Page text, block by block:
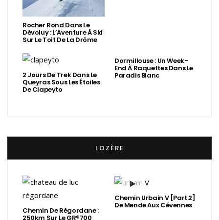
Rocher Rond Dans Le
Dévoluy : L’Aventure À Ski
Sur Le Toit De La Drôme
2 Jours De Trek Dans Le
Queyras Sous Les Étoiles
De Clapeyto
Dormillouse : Un Week-
End À Raquettes Dans Le
Paradis Blanc
LOZÈRE
Chemin De Régordane :
250km Sur Le GR®700
Chemin Urbain V [Part.2]
De Mende Aux Cévennes